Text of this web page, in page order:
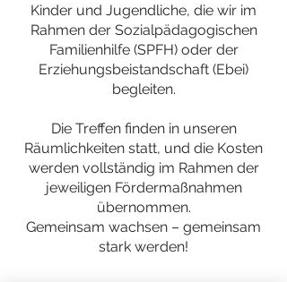
Kinder und Jugendliche, die wir im
Rahmen der Sozialpädagogischen
Familienhilfe (SPFH) oder der
Erziehungsbeistandschaft (Ebei)
begleiten.
Die Treffen finden in unseren
Räumlichkeiten statt, und die Kosten
werden vollständig im Rahmen der
jeweiligen Fördermaßnahmen
übernommen.
Gemeinsam wachsen – gemeinsam
stark werden!